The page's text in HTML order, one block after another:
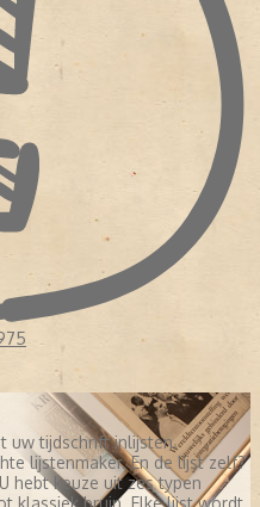
uw tijdschrift inlijsten.
lijstenmaker. En de lijst zelf?
hebt keuze uit zes typen